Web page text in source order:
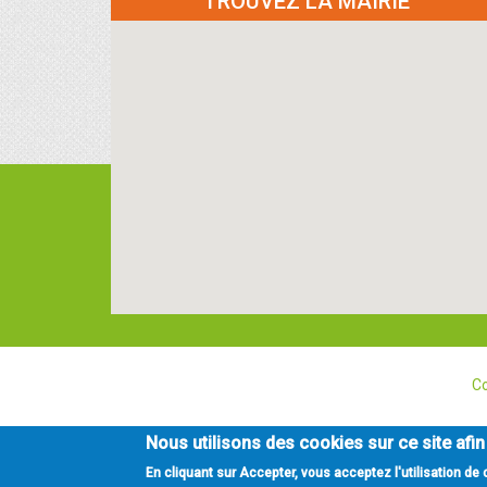
Nous utilisons des cookies sur ce site
En cliquant sur Accepter, vous acceptez l'utilisation de